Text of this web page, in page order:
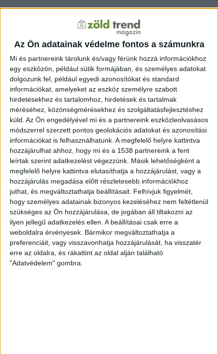
Az Ön adatainak védelme fontos a számunkra
Mi és partnereink tárolunk és/vagy férünk hozzá információkhoz
egy eszközön, például sütik formájában, és személyes adatokat
dolgozunk fel, például egyedi azonosítókat és standard
információkat, amelyeket az eszköz személyre szabott
hirdetésekhez és tartalomhoz, hirdetések és tartalmak
méréséhez, közönségmérésekhez és szolgáltatásfejlesztéshez
küld. Az Ön engedélyével mi és a partnereink eszközleolvasásos
módszerrel szerzett pontos geolokációs adatokat és azonosítási
információkat is felhasználhatunk. A megfelelő helyre kattintva
hozzájárulhat ahhoz, hogy mi és a 1538 partnereink a fent
leírtak szerint adatkezelést végezzünk. Másik lehetőségként a
megfelelő helyre kattintva elutasíthatja a hozzájárulást, vagy a
hozzájárulás megadása előtt részletesebb információkhoz
juthat, és megváltoztathatja beállításait. Felhívjuk figyelmét,
hogy személyes adatainak bizonyos kezeléséhez nem feltétlenül
szükséges az Ön hozzájárulása, de jogában áll tiltakozni az
ilyen jellegű adatkezelés ellen. A beállításai csak erre a
weboldalra érvényesek. Bármikor megváltoztathatja a
preferenciáit, vagy visszavonhatja hozzájárulását, ha visszatér
erre az oldalra, és rákattint az oldal alján található
"Adatvédelem" gombra.
szolgáltatás közössége mára több mint 900 ezresre
nőtt, és az Oszkár saját számításai alapján az azóta
eltelt időben az utasaik több mint 28 milliárd forintot
spóroltak meg és 4 milliárd kilogramm CO2-
kibocsátástól óvták meg a környezetet. Az elmúlt évek
statisztikáiból kiderül, hogy leggyakrabban a főváros és
Miskolc, Szeged, Pécs, Nyíregyháza és Debrecen
viszonylatában használják az Oszkárt. A legtöbben 100–
300 km közötti távolságra utaznak, túlnyomó részben
az országhatárokon belül veszik igénybe a szolgáltatást
(88,3%), de például Németországból, Ausztriából, az
Egyesült Királyságból és Hollandiából is érkeznek
foglalások/autós hirdetés feladások.
Az elmúlt egy évben a rendszerben több mint 600 000
foglalást regisztráltak, egy felhasználó átlagosan 3-szor
telekocsizott, illetve körülbelül 6 db autós hirdetést
adott fel. Az utasok és autósok között van, aki minden
alkalommal oszkározik, amikor útnak indul, de ezt
évente csak néhányszor teszi (pl. hosszú hétvégéken,
vagy csak nyáron, a fesztiválszezonban), de akad olyan